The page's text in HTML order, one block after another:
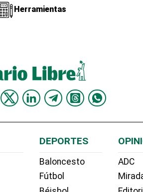
Herramientas
DEPORTES
Baloncesto
Fútbol
ADC